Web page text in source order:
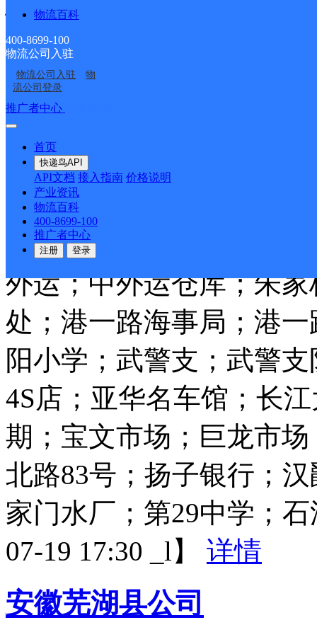
物流百科
400-8699-100
物流公司入驻
物流公司入驻
物
流公司登录
推广者中心
首页
快递鸟API
API文档 接入指南 价格说明
产业资讯
物流百科
400-8699-100
推广者中心
注册 登录
忆江南小区；香格里拉
龙阳光；紫苑小区；雅
城小区；美加印象小区
区；天香苑一期；天香
港口村；芜湖职业技术
武装押运公司；32路公
污水处理厂2期租地；
外运；中外运仓库；朱
处；港一路海事局；港
阳小学；武警支；武警
4S店；亚华名车馆；长
期；宝文市场；巨龙市
北路83号；扬子银行；
家门水厂；第29中学；
07-19 17:30 _l】 详情
安徽芜湖县公司